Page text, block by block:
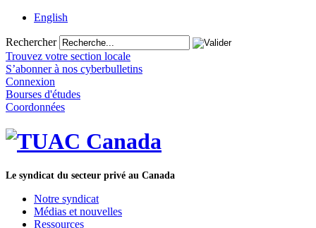
English
Rechercher
Trouvez votre section locale
S’abonner à nos cyberbulletins
Connexion
Bourses d'études
Coordonnées
Le syndicat du secteur privé au Canada
Notre syndicat
Médias et nouvelles
Ressources